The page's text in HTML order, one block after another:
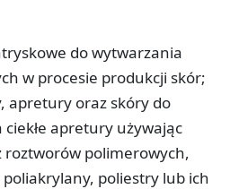
do wytwarzania
w procesie produkcji skór;
apretury oraz skóry do
apretury używając
roztworów polimerowych,
poliestry lub ich